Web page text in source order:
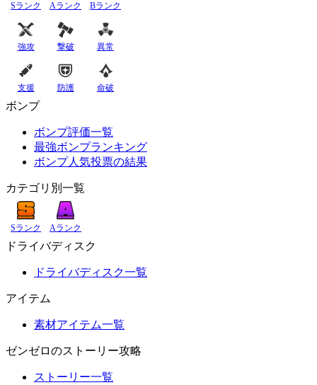
Sランク Aランク Bランク
強攻 撃破 異常
支援 防護 命破
ボンプ
ボンプ評価一覧
最強ボンプランキング
ボンプ人気投票の結果
カテゴリ別一覧
Sランク Aランク
ドライバディスク
ドライバディスク一覧
アイテム
素材アイテム一覧
ゼンゼロのストーリー攻略
ストーリー一覧